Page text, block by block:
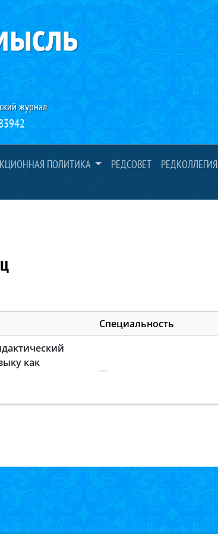
журнал
ПОЛИТИКА РЕДСОВЕТ РЕДКОЛЛЕГИЯ
Специальность
как
—